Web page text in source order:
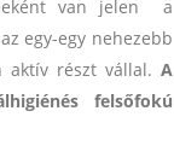
van jelen a
egy-egy nehezebb
aktív részt vállal. A
felsőfokú